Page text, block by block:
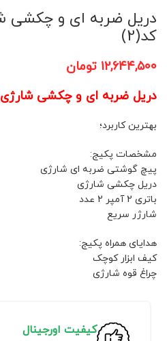
کد(2)
۱۲,۶۴۴,۵۰۰ تومان
دریل ضربه ای و چکشی شارژی DAEWOO دوو کد(2)
بهترین کاربرد؛
مشخصات پکیج:
پیچ گوشتی ضربه ای شارژی
دریل چکشی شارژی
باتری 2 آمپر 2 عدد
شارژر سریع
هدایای همراه پکیج:
کیف ابزار کوچک
چراغ قوه شارژی
کیفیت اورجینال